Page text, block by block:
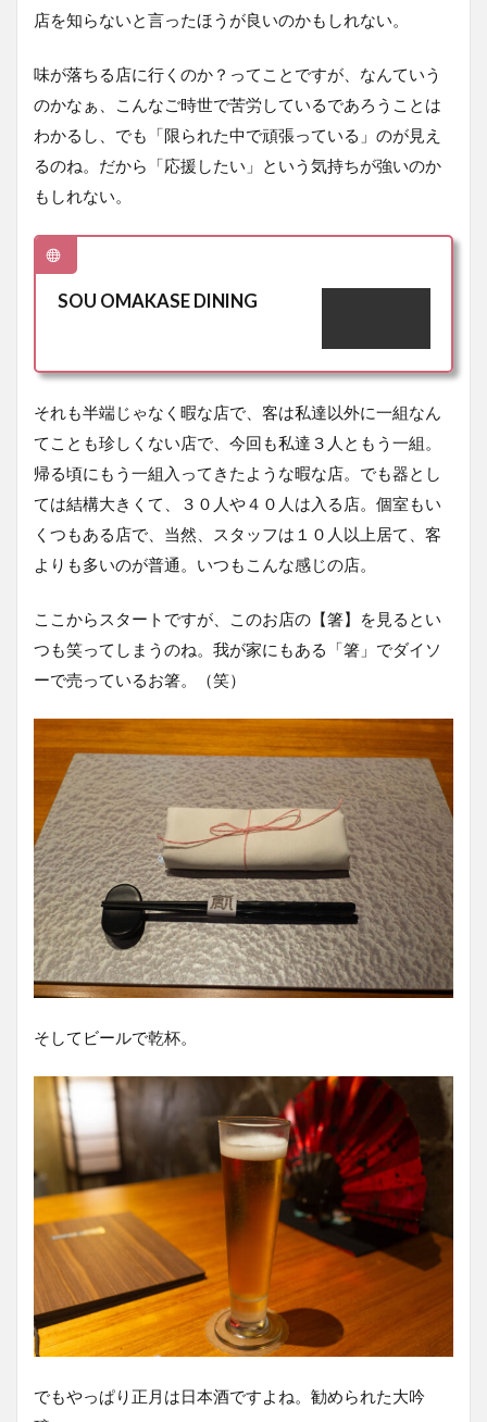
店を知らないと言ったほうが良いのかもしれない。
味が落ちる店に行くのか？ってことですが、なんていう
のかなぁ、こんなご時世で苦労しているであろうことは
わかるし、でも「限られた中で頑張っている」のが見え
るのね。だから「応援したい」という気持ちが強いのか
もしれない。
SOU OMAKASE DINING
それも半端じゃなく暇な店で、客は私達以外に一組なん
てことも珍しくない店で、今回も私達３人ともう一組。
帰る頃にもう一組入ってきたような暇な店。でも器とし
ては結構大きくて、３０人や４０人は入る店。個室もい
くつもある店で、当然、スタッフは１０人以上居て、客
よりも多いのが普通。いつもこんな感じの店。
ここからスタートですが、このお店の【箸】を見るとい
つも笑ってしまうのね。我が家にもある「箸」でダイソ
ーで売っているお箸。（笑）
そしてビールで乾杯。
でもやっぱり正月は日本酒ですよね。勧められた大吟